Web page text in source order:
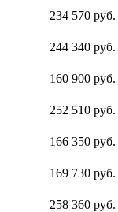
234 570 руб.
244 340 руб.
160 900 руб.
252 510 руб.
166 350 руб.
169 730 руб.
258 360 руб.